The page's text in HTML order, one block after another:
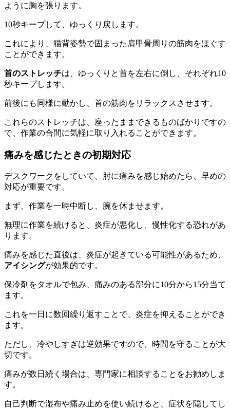
ように胸を張ります。
10秒キープして、ゆっくり戻します。
これにより、猫背姿勢で固まった肩甲骨周りの筋肉をほぐす
ことができます。
首のストレッチは、ゆっくりと首を左右に倒し、それぞれ10
秒キープします。
前後にも同様に動かし、首の筋肉をリラックスさせます。
これらのストレッチは、座ったままできるものばかりですの
で、作業の合間に気軽に取り入れることができます。
痛みを感じたときの初期対応
デスクワークをしていて、肘に痛みを感じ始めたら、早めの
対応が重要です。
まず、作業を一時中断し、腕を休ませます。
無理に作業を続けると、炎症が悪化し、慢性化する恐れがあ
ります。
痛みを感じた直後は、炎症が起きている可能性があるため、
アイシングが効果的です。
保冷剤をタオルで包み、痛みのある部分に10分から15分当て
ます。
これを一日に数回繰り返すことで、炎症を抑えることができ
ます。
ただし、冷やしすぎは逆効果ですので、時間を守ることが大
切です。
痛みが数日続く場合は、専門家に相談することをお勧めしま
す。
自己判断で湿布や痛み止めを使い続けると、症状を隠してし